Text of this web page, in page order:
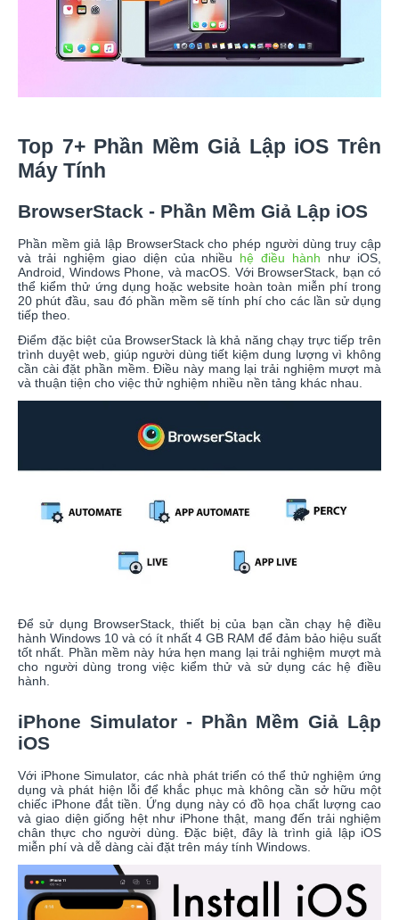
Top 7+ Phần Mềm Giả Lập iOS Trên
Máy Tính
BrowserStack - Phần Mềm Giả Lập iOS
Phần mềm giả lập BrowserStack cho phép người dùng truy cập
và trải nghiệm giao diện của nhiều hệ điều hành như iOS,
Android, Windows Phone, và macOS. Với BrowserStack, bạn có
thể kiểm thử ứng dụng hoặc website hoàn toàn miễn phí trong
20 phút đầu, sau đó phần mềm sẽ tính phí cho các lần sử dụng
tiếp theo.
Điểm đặc biệt của BrowserStack là khả năng chạy trực tiếp trên
trình duyệt web, giúp người dùng tiết kiệm dung lượng vì không
cần cài đặt phần mềm. Điều này mang lại trải nghiệm mượt mà
và thuận tiện cho việc thử nghiệm nhiều nền tảng khác nhau.
Để sử dụng BrowserStack, thiết bị của bạn cần chạy hệ điều
hành Windows 10 và có ít nhất 4 GB RAM để đảm bảo hiệu suất
tốt nhất. Phần mềm này hứa hẹn mang lại trải nghiệm mượt mà
cho người dùng trong việc kiểm thử và sử dụng các hệ điều
hành.
iPhone Simulator - Phần Mềm Giả Lập
iOS
Với iPhone Simulator, các nhà phát triển có thể thử nghiệm ứng
dụng và phát hiện lỗi để khắc phục mà không cần sở hữu một
chiếc iPhone đắt tiền. Ứng dụng này có đồ họa chất lượng cao
và giao diện giống hệt như iPhone thật, mang đến trải nghiệm
chân thực cho người dùng. Đặc biệt, đây là trình giả lập iOS
miễn phí và dễ dàng cài đặt trên máy tính Windows.